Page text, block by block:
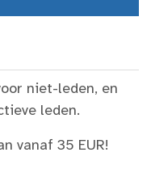
niet-leden, en
leden.
vanaf 35 EUR!